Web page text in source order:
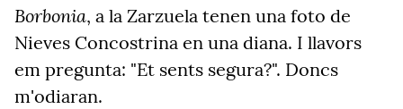
Borbonia, a la Zarzuela tenen una foto de
Nieves Concostrina en una diana. I llavors
em pregunta: "Et sents segura?". Doncs
m'odiaran.